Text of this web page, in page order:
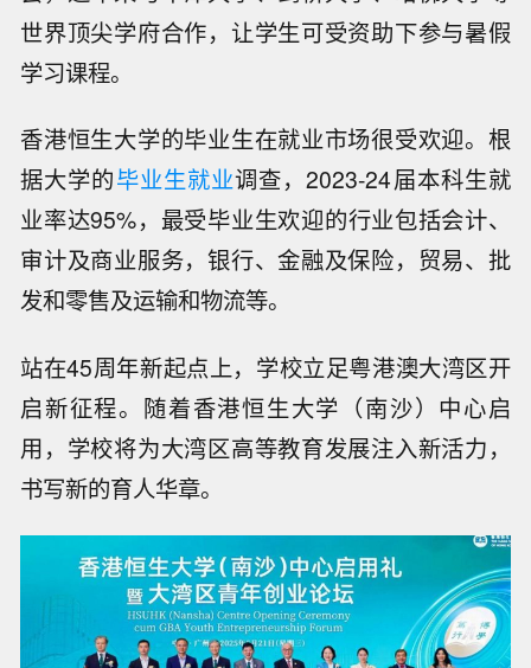
世界顶尖学府合作，让学生可受资助下参与暑假
学习课程。
香港恒生大学的毕业生在就业市场很受欢迎。根
据大学的毕业生就业调查，2023-24届本科生就
业率达95%，最受毕业生欢迎的行业包括会计、
审计及商业服务，银行、金融及保险，贸易、批
发和零售及运输和物流等。
站在45周年新起点上，学校立足粤港澳大湾区开
启新征程。随着香港恒生大学（南沙）中心启
用，学校将为大湾区高等教育发展注入新活力，
书写新的育人华章。